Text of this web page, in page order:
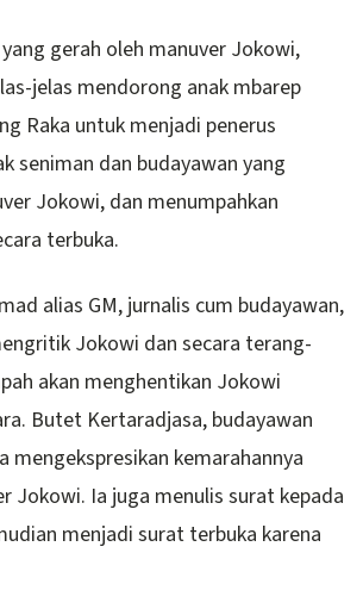
gerah oleh manuver Jokowi,
jelas mendorong anak mbarep
Raka untuk menjadi penerus
seniman dan budayawan yang
Jokowi, dan menumpahkan
terbuka.
alias GM, jurnalis cum budayawan,
Jokowi dan secara terang-
akan menghentikan Jokowi
Butet Kertaradjasa, budayawan
mengekspresikan kemarahannya
Jokowi. Ia juga menulis surat kepada
menjadi surat terbuka karena